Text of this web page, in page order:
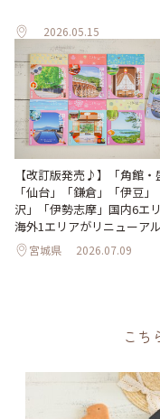
2026.05.15
【改訂版発売♪】「角館・
「仙台」「鎌倉」「伊豆
沢」「伊勢志摩」国内6エ
海外1エリアがリニューアル
宮城県 2026.07.09
こち